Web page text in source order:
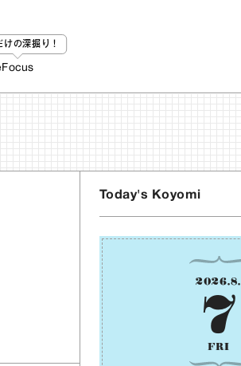
けの深掘り！
Focus
Today's Koyomi
2026.8.
7
FRI